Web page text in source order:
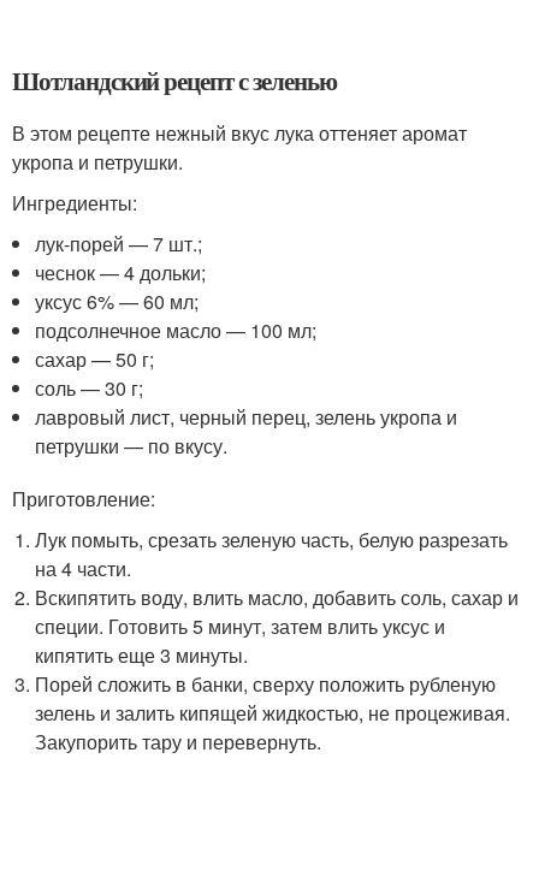
Шотландский рецепт с зеленью
В этом рецепте нежный вкус лука оттеняет аромат
укропа и петрушки.
Ингредиенты:
лук-порей — 7 шт.;
чеснок — 4 дольки;
уксус 6% — 60 мл;
подсолнечное масло — 100 мл;
сахар — 50 г;
соль — 30 г;
лавровый лист, черный перец, зелень укропа и
петрушки — по вкусу.
Приготовление:
Лук помыть, срезать зеленую часть, белую разрезать
на 4 части.
Вскипятить воду, влить масло, добавить соль, сахар и
специи. Готовить 5 минут, затем влить уксус и
кипятить еще 3 минуты.
Порей сложить в банки, сверху положить рубленую
зелень и залить кипящей жидкостью, не процеживая.
Закупорить тару и перевернуть.